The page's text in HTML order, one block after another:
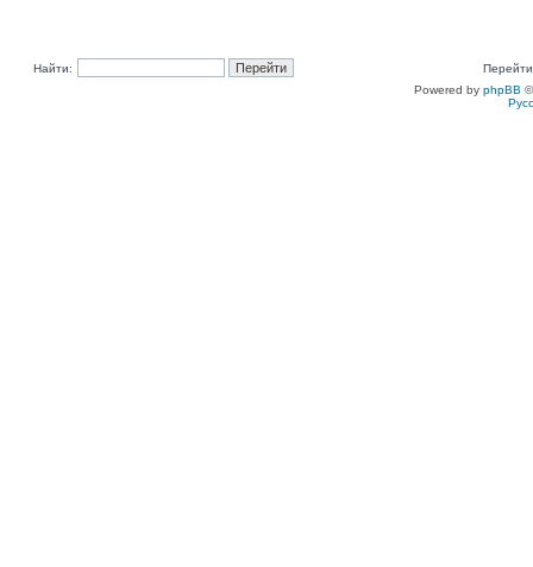
Найти:
Powered by phpBB